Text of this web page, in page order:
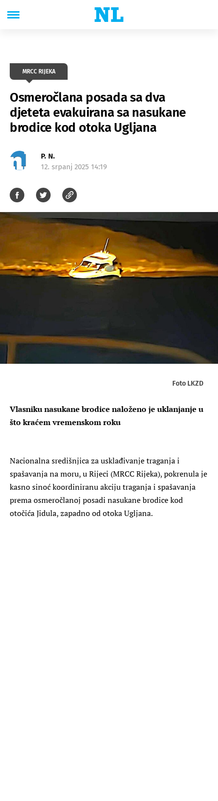
MRCC RIJEKA
Osmeročlana posada sa dva
djeteta evakuirana sa nasukane
brodice kod otoka Ugljana
P. N.
12. srpanj 2025 14:19
Foto LKZD
Vlasniku nasukane brodice naloženo je uklanjanje u
što kraćem vremenskom roku
Nacionalna središnjica za usklađivanje traganja i
spašavanja na moru, u Rijeci (MRCC Rijeka), pokrenula je
kasno sinoć koordiniranu akciju traganja i spašavanja
prema osmeročlanoj posadi nasukane brodice kod
otočića Jidula, zapadno od otoka Ugljana.